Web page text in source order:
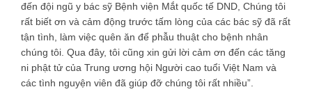
đến đội ngũ y bác sỹ Bệnh viện Mắt quốc tế DND, Chúng tôi
rất biết ơn và cảm động trước tấm lòng của các bác sỹ đã rất
tận tình, làm việc quên ăn để phẫu thuật cho bệnh nhân
chúng tôi. Qua đây, tôi cũng xin gửi lời cảm ơn đến các tăng
ni phật tử của Trung ương hội Người cao tuổi Việt Nam và
các tình nguyện viên đã giúp đỡ chúng tôi rất nhiều”.